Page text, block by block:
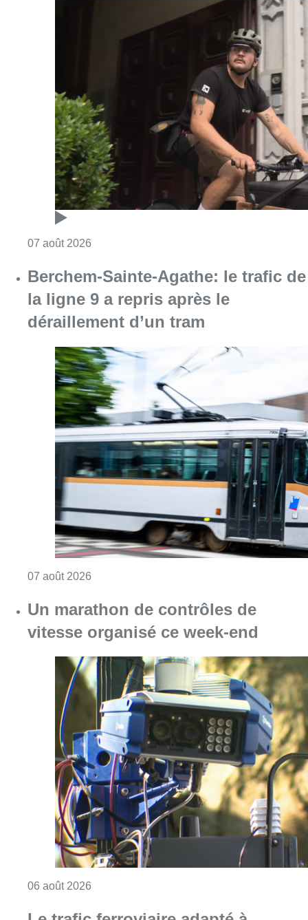
07 août 2026
Berchem-Sainte-Agathe: le trafic de
la ligne 9 a repris après le
déraillement d’un tram
07 août 2026
Un marathon de contrôles de
vitesse organisé ce week-end
06 août 2026